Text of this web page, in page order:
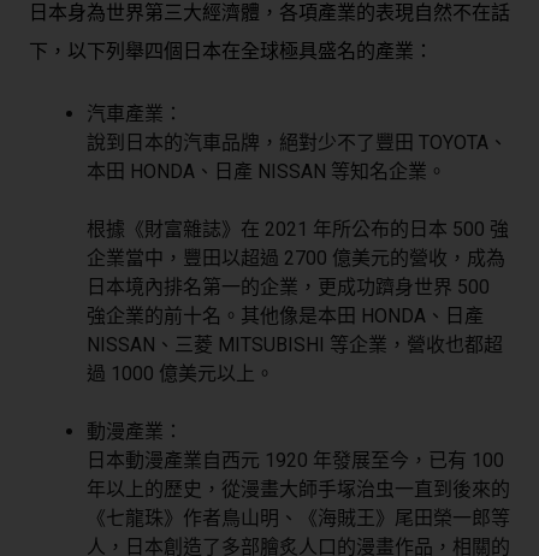
日本身為世界第三大經濟體，各項產業的表現自然不在話
下，以下列舉四個日本在全球極具盛名的產業：
汽車產業：
說到日本的汽車品牌，絕對少不了豐田 TOYOTA、
本田 HONDA、日產 NISSAN 等知名企業。
根據《財富雜誌》在 2021 年所公布的日本 500 強
企業當中，豐田以超過 2700 億美元的營收，成為
日本境內排名第一的企業，更成功躋身世界 500
強企業的前十名。其他像是本田 HONDA、日產
NISSAN、三菱 MITSUBISHI 等企業，營收也都超
過 1000 億美元以上。
動漫產業：
日本動漫產業自西元 1920 年發展至今，已有 100
年以上的歷史，從漫畫大師手塚治虫一直到後來的
《七龍珠》作者鳥山明、《海賊王》尾田榮一郎等
人，日本創造了多部膾炙人口的漫畫作品，相關的